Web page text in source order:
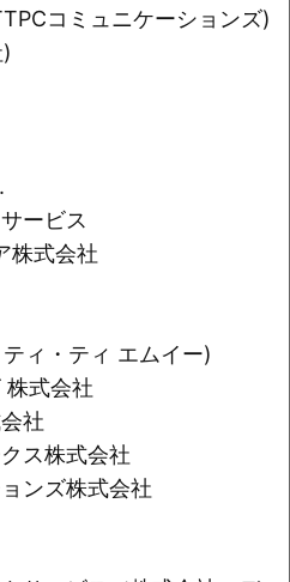
コミュニケーションズ)
ービス
株式会社
ィ・ティ エムイー)
株式会社
社
ス株式会社
ンズ株式会社